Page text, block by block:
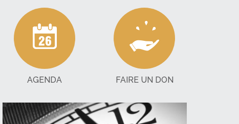
AGENDA FAIRE UN DON